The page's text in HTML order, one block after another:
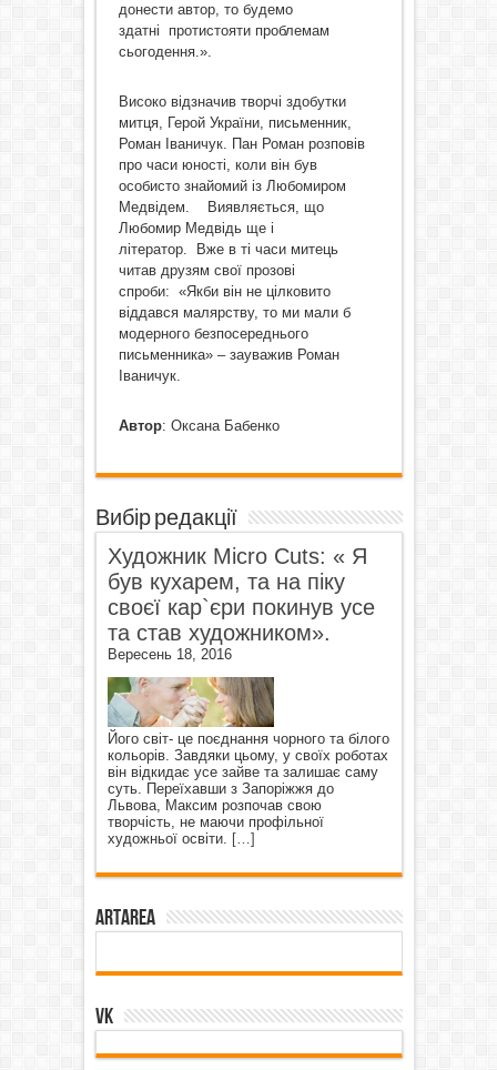
донести автор, то будемо
здатні протистояти проблемам
сьогодення.».
Високо відзначив творчі здобутки
митця, Герой України, письменник,
Роман Іваничук. Пан Роман розповів
про часи юності, коли він був
особисто знайомий із Любомиром
Медвідем. Виявляється, що
Любомир Медвідь ще і
літератор. Вже в ті часи митець
читав друзям свої прозові
спроби: «Якби він не цілковито
віддався малярству, то ми мали б
модерного безпосереднього
письменника» – зауважив Роман
Іваничук.
Автор: Оксана Бабенко
Вибір редакції
Художник Micro Cuts: « Я
був кухарем, та на піку
своєї кар`єри покинув усе
та став художником».
Вересень 18, 2016
Його світ- це поєднання чорного та білого
кольорів. Завдяки цьому, у своїх роботах
він відкидає усе зайве та залишає саму
суть. Переїхавши з Запоріжжя до
Львова, Максим розпочав свою
творчість, не маючи профільної
художньої освіти. […]
ArtArea
VK